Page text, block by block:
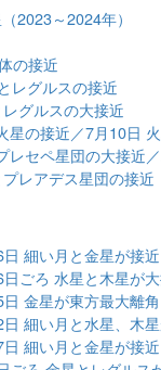
2023～2024年）
の接近
レグルスの接近
グルスの大接近
星の接近／7月10日
レセペ星団の大接近
レアデス星団の接近
細い月と金星が接近
ごろ 水星と木星が
金星が東方最大離角
細い月と水星、木
細い月と金星が接近